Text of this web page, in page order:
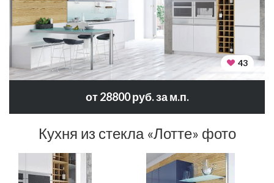
43
от 28800 руб. за м.п.
Кухня из стекла «Лотте» фото